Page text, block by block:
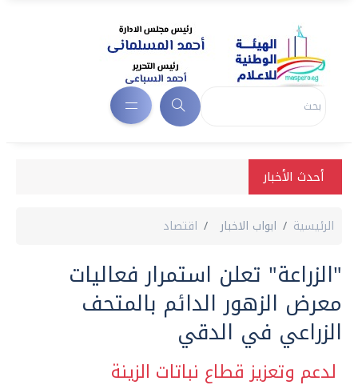
أحدث الأخبار
الرئيسية ابواب الاخبار اقتصاد
"الزراعة" تعلن استمرار فعاليات
معرض الزهور الدائم بالمتحف
الزراعي في الدقي
لدعم وتعزيز قطاع نباتات الزينة